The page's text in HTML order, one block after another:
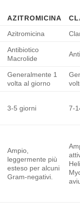
AZITROMICINA
Azitromicina
Antibiotico
Macrolide
Generalmente 1
volta al giorno
3-5 giorni 7-
Ampio,
leggermente più
esteso per alcuni
Gram-negativi.